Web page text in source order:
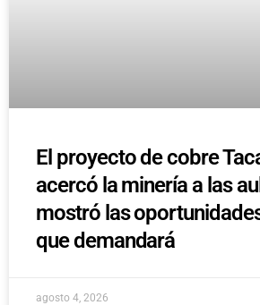
El proyecto de cobre
acercó la minería a las
mostró las
que demandará
agosto 4, 2026